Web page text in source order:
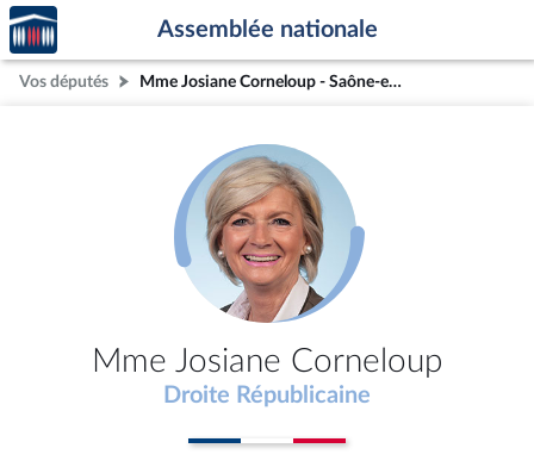
Aller au contenu
Aller en bas de la page
Accèder
à la
page
d'accueil
Assemblée nationale
Vos députés Mme Josiane Corneloup - Saône-et-Loire (2e circonscription)
Mme Josiane Corneloup
Droite Républicaine